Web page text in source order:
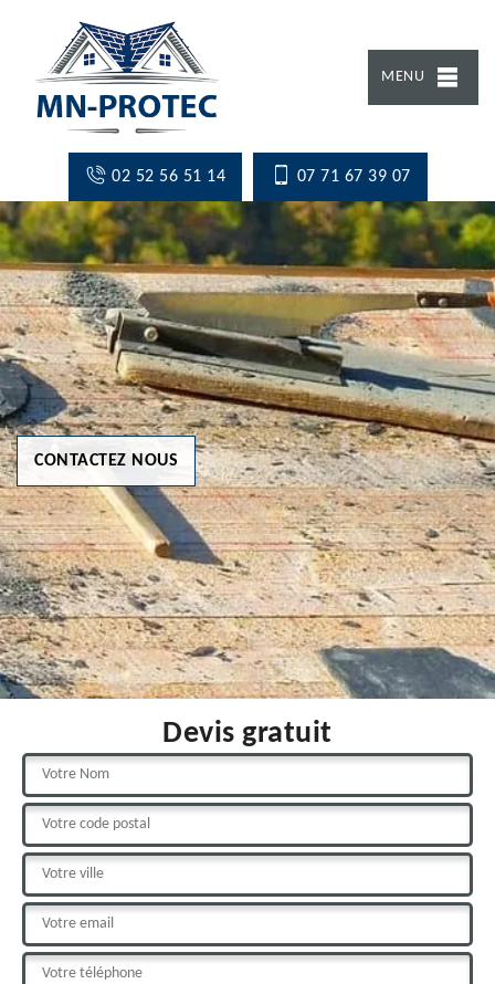
MENU
02 52 56 51 14 07 71 67 39 07
CONTACTEZ NOUS
Devis gratuit